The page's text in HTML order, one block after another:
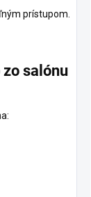
prístupom.
zo salónu